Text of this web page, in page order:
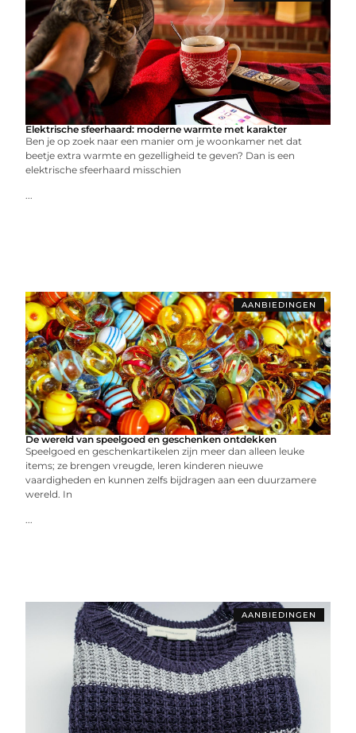
Elektrische sfeerhaard: moderne warmte met karakter
Ben je op zoek naar een manier om je woonkamer net dat
beetje extra warmte en gezelligheid te geven? Dan is een
elektrische sfeerhaard misschien
...
AANBIEDINGEN
De wereld van speelgoed en geschenken ontdekken
Speelgoed en geschenkartikelen zijn meer dan alleen leuke
items; ze brengen vreugde, leren kinderen nieuwe
vaardigheden en kunnen zelfs bijdragen aan een duurzamere
wereld. In
...
AANBIEDINGEN